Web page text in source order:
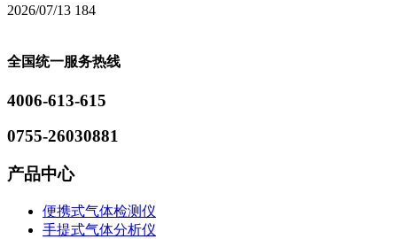
2026/07/13 184
全国统一服务热线
4006-613-615
0755-26030881
产品中心
便携式气体检测仪
手提式气体分析仪